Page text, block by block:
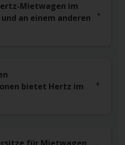
Mietwagen im
an einem anderen
bietet Hertz im